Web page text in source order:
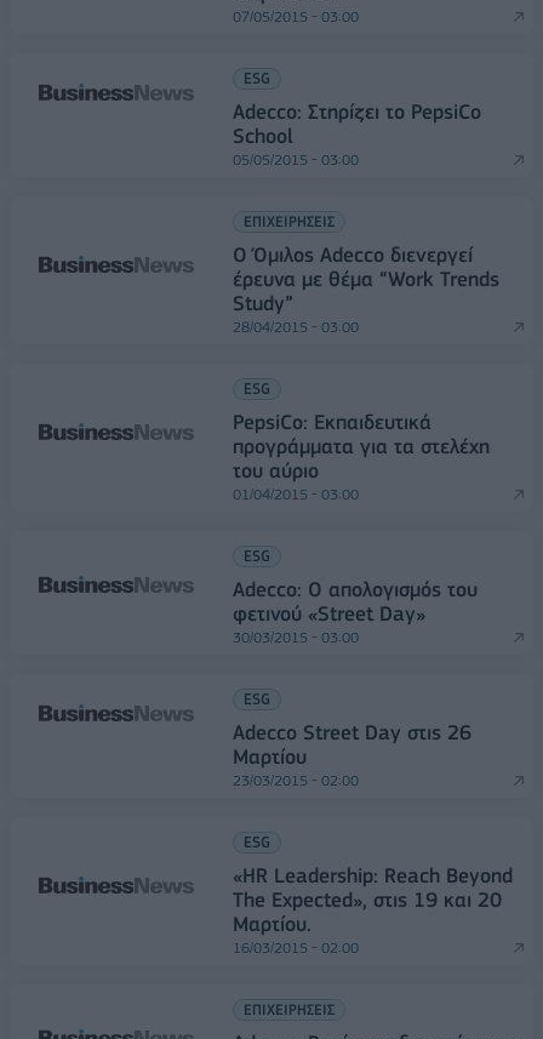
07/05/2015 - 03:00
ESG
Adecco: Στηρίζει το PepsiCo
School
05/05/2015 - 03:00
ΕΠΙΧΕΙΡΗΣΕΙΣ
Ο Όμιλος Adecco διενεργεί
έρευνα με θέμα “Work Trends
Study”
28/04/2015 - 03:00
ESG
PepsiCo: Εκπαιδευτικά
προγράμματα για τα στελέχη
του αύριο
01/04/2015 - 03:00
ESG
Adecco: Ο απολογισμός του
φετινού «Street Day»
30/03/2015 - 03:00
ESG
Adecco Street Day στις 26
Μαρτίου
23/03/2015 - 02:00
ESG
«HR Leadership: Reach Beyond
The Expected», στις 19 και 20
Μαρτίου.
16/03/2015 - 02:00
ΕΠΙΧΕΙΡΗΣΕΙΣ